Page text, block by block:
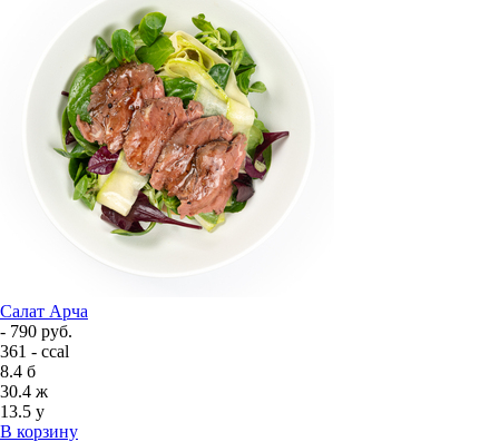
Салат Арча
- 790 руб.
361 - ccal
8.4 б
30.4 ж
13.5 у
В корзину